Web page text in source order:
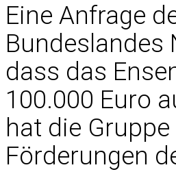
Eine Anfrage
Bundeslandes
dass das
100.000 Euro
hat die
Förderungen